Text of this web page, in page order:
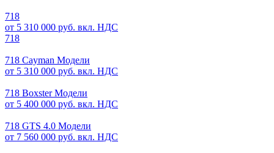
718
от 5 310 000 руб. вкл. НДС
718
718 Cayman Модели
от 5 310 000 руб. вкл. НДС
718 Boxster Модели
от 5 400 000 руб. вкл. НДС
718 GTS 4.0 Модели
от 7 560 000 руб. вкл. НДС